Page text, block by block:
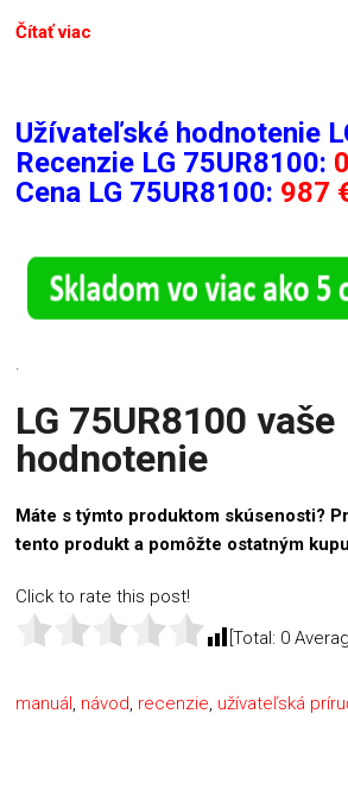
Čítať viac
Užívateľské hodnotenie
Recenzie LG 75UR8100:
Cena LG 75UR8100: 987
.
LG 75UR8100 vaše
hodnotenie
Máte s týmto produktom skúsenosti?
tento produkt a pomôžte ostatným
Click to rate this post!
[Total: 0
manuál, návod, recenzie, užívateľská